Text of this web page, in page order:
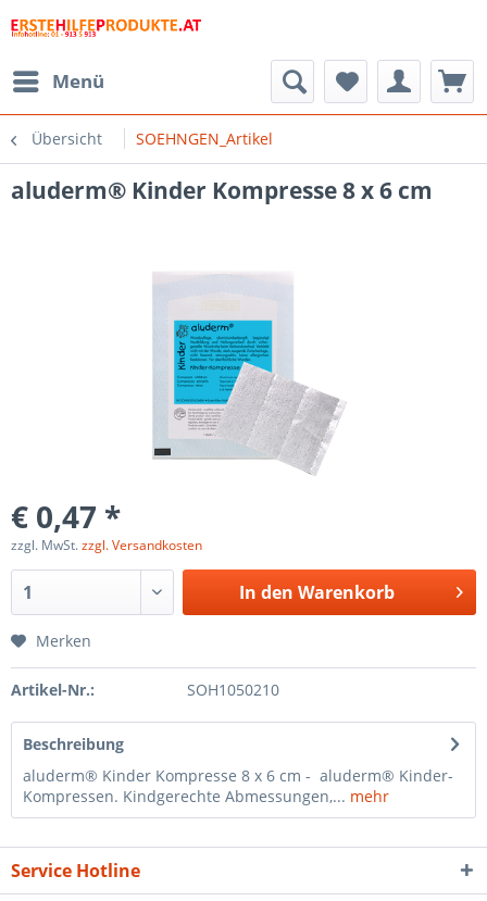
Menü
Übersicht SOEHNGEN_Artikel
aluderm® Kinder Kompresse 8 x 6 cm
€ 0,47 *
zzgl. MwSt.zzgl. Versandkosten
In den Warenkorb
Merken
Artikel-Nr.: SOH1050210
Beschreibung
aluderm® Kinder Kompresse 8 x 6 cm - aluderm® Kinder-
Kompressen. Kindgerechte Abmessungen,... mehr
Service Hotline